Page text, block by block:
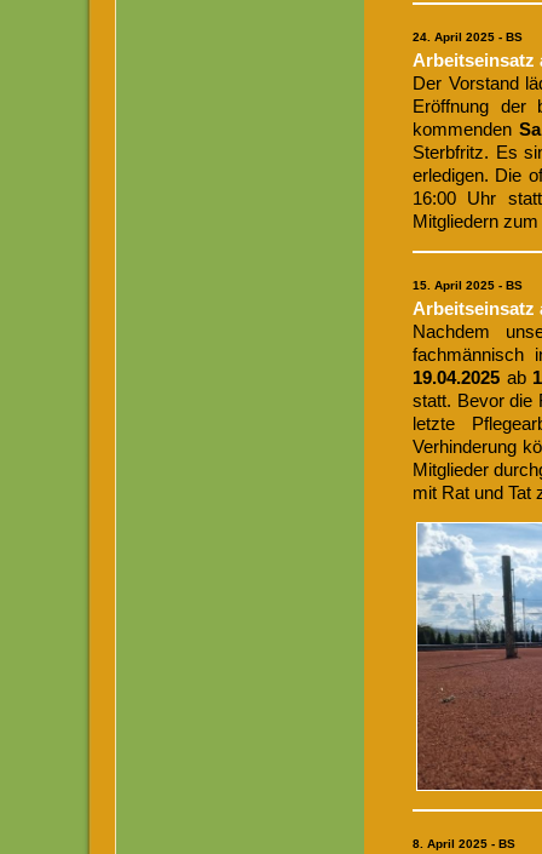
24 . April 2025 - BS
Arbeitseinsatz
Der Vorstand
Eröffnung der
kommenden
Sterbfritz. Es
erledigen. Die
16:00 Uhr
Mitgliedern
15. April 2025 - BS
Arbeitseinsatz
Nachdem
fachmännisch
19.04.2025 ab
statt. Bevor die
letzte
Verhinderung
Mitglieder
mit Rat und Tat
8. April 2025 - BS